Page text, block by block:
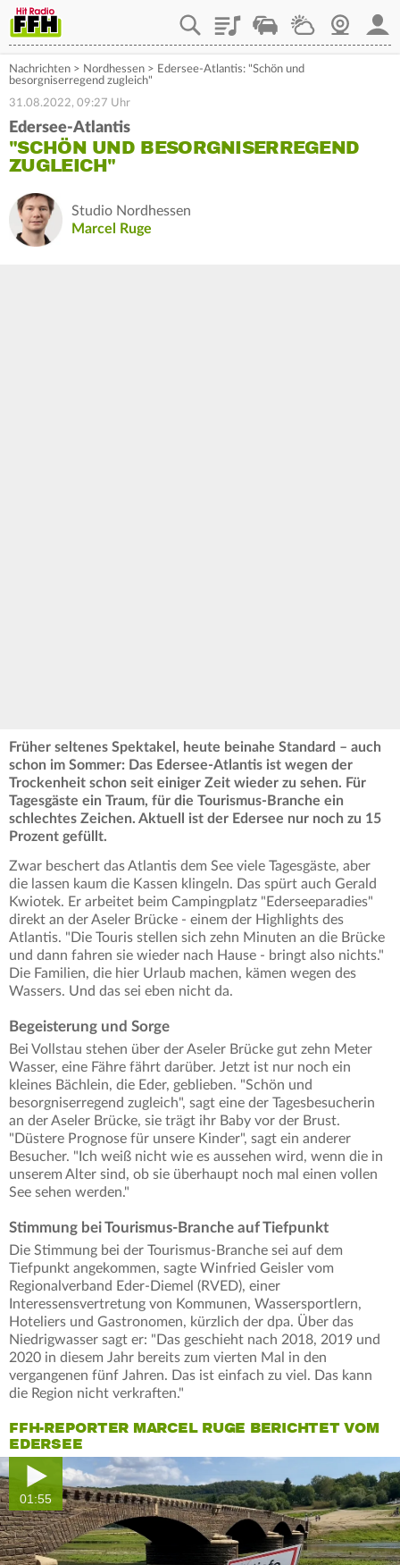
PlaylistStaupilotWetterWebcam
Nachrichten > Nordhessen > Edersee-Atlantis: "Schön und
besorgniserregend zugleich"
31.08.2022, 09:27 Uhr
Edersee-Atlantis
"SCHÖN UND BESORGNISERREGEND
ZUGLEICH"
Studio Nordhessen
Marcel Ruge
Früher seltenes Spektakel, heute beinahe Standard – auch
schon im Sommer: Das Edersee-Atlantis ist wegen der
Trockenheit schon seit einiger Zeit wieder zu sehen. Für
Tagesgäste ein Traum, für die Tourismus-Branche ein
schlechtes Zeichen. Aktuell ist der Edersee nur noch zu 15
Prozent gefüllt.
Zwar beschert das Atlantis dem See viele Tagesgäste, aber
die lassen kaum die Kassen klingeln. Das spürt auch Gerald
Kwiotek. Er arbeitet beim Campingplatz "Ederseeparadies"
direkt an der Aseler Brücke - einem der Highlights des
Atlantis. "Die Touris stellen sich zehn Minuten an die Brücke
und dann fahren sie wieder nach Hause - bringt also nichts."
Die Familien, die hier Urlaub machen, kämen wegen des
Wassers. Und das sei eben nicht da.
Begeisterung und Sorge
Bei Vollstau stehen über der Aseler Brücke gut zehn Meter
Wasser, eine Fähre fährt darüber. Jetzt ist nur noch ein
kleines Bächlein, die Eder, geblieben. "Schön und
besorgniserregend zugleich", sagt eine der Tagesbesucherin
an der Aseler Brücke, sie trägt ihr Baby vor der Brust.
"Düstere Prognose für unsere Kinder", sagt ein anderer
Besucher. "Ich weiß nicht wie es aussehen wird, wenn die in
unserem Alter sind, ob sie überhaupt noch mal einen vollen
See sehen werden."
Stimmung bei Tourismus-Branche auf Tiefpunkt
Die Stimmung bei der Tourismus-Branche sei auf dem
Tiefpunkt angekommen, sagte Winfried Geisler vom
Regionalverband Eder-Diemel (RVED), einer
Interessensvertretung von Kommunen, Wassersportlern,
Hoteliers und Gastronomen, kürzlich der dpa. Über das
Niedrigwasser sagt er: "Das geschieht nach 2018, 2019 und
2020 in diesem Jahr bereits zum vierten Mal in den
vergangenen fünf Jahren. Das ist einfach zu viel. Das kann
die Region nicht verkraften."
FFH-REPORTER MARCEL RUGE BERICHTET VOM
EDERSEE
01:55